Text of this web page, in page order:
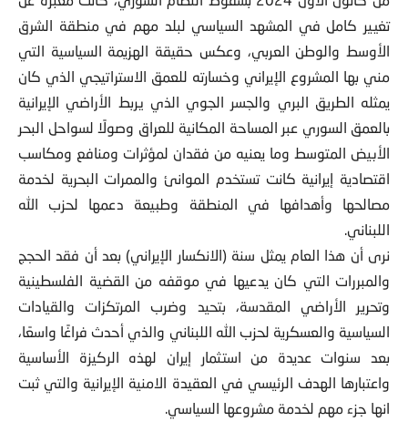
تغيير كامل في المشهد السياسي لبلد مهم في منطقة الشرق
الأوسط والوطن العربي، وعكس حقيقة الهزيمة السياسية التي
مني بها المشروع الإيراني وخسارته للعمق الاستراتيجي الذي كان
يمثله الطريق البري والجسر الجوي الذي يربط الأراضي الإيرانية
بالعمق السوري عبر المساحة المكانية للعراق وصولًا لسواحل البحر
الأبيض المتوسط وما يعنيه من فقدان لمؤثرات ومنافع ومكاسب
اقتصادية إيرانية كانت تستخدم الموانئ والممرات البحرية لخدمة
مصالحها وأهدافها في المنطقة وطبيعة دعمها لحزب الله
اللبناني.
نرى أن هذا العام يمثل سنة (الانكسار الإيراني) بعد أن فقد الحجج
والمبررات التي كان يدعيها في موقفه من القضية الفلسطينية
وتحرير الأراضي المقدسة، بتحيد وضرب المرتكزات والقيادات
السياسية والعسكرية لحزب الله اللبناني والذي أحدث فراغًا واسعًا،
بعد سنوات عديدة من استثمار إيران لهذه الركيزة الأساسية
واعتبارها الهدف الرئيسي في العقيدة الامنية الإيرانية والتي ثبت
انها جزء مهم لخدمة مشروعها السياسي.